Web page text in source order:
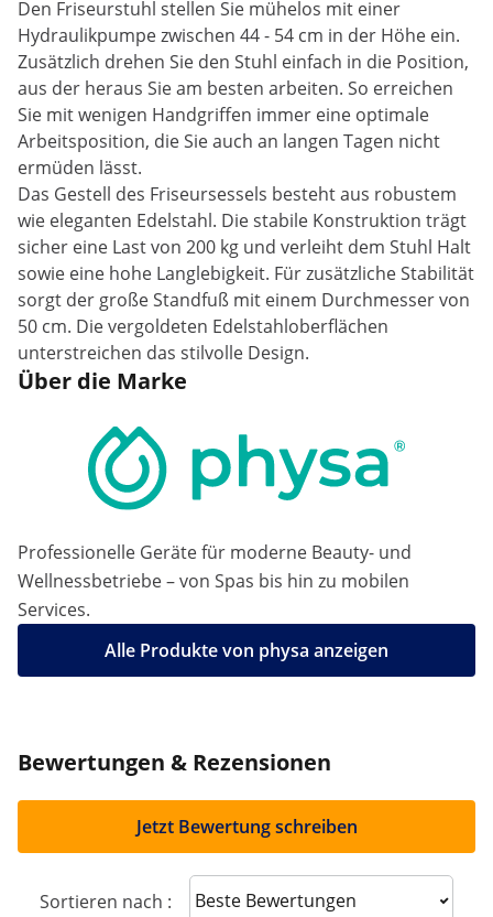
Den Friseurstuhl stellen Sie mühelos mit einer
Hydraulikpumpe zwischen 44 - 54 cm in der Höhe ein.
Zusätzlich drehen Sie den Stuhl einfach in die Position,
aus der heraus Sie am besten arbeiten. So erreichen
Sie mit wenigen Handgriffen immer eine optimale
Arbeitsposition, die Sie auch an langen Tagen nicht
ermüden lässt.
Das Gestell des Friseursessels besteht aus robustem
wie eleganten Edelstahl. Die stabile Konstruktion trägt
sicher eine Last von 200 kg und verleiht dem Stuhl Halt
sowie eine hohe Langlebigkeit. Für zusätzliche Stabilität
sorgt der große Standfuß mit einem Durchmesser von
50 cm. Die vergoldeten Edelstahloberflächen
unterstreichen das stilvolle Design.
Über die Marke
Professionelle Geräte für moderne Beauty- und
Wellnessbetriebe – von Spas bis hin zu mobilen
Services.
Alle Produkte von physa anzeigen
Bewertungen & Rezensionen
Jetzt Bewertung schreiben
Sortieren nach : Sort reviews